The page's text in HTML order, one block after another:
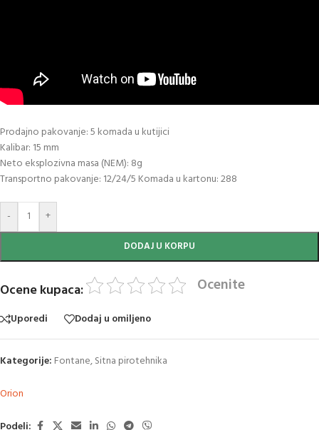
Prodajno pakovanje: 5 komada u kutijici
Kalibar: 15 mm
Neto eksplozivna masa (NEM): 8g
Transportno pakovanje: 12/24/5 Komada u kartonu: 288
- +
DODAJ U KORPU
Ocene kupaca: Ocenite
Uporedi Dodaj u omiljeno
Kategorije: Fontane,Sitna pirotehnika
Orion
Podeli: